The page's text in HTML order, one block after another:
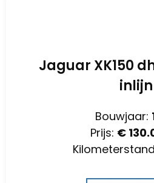
Jaguar XK150
inlijn
Bouwjaar:
Prijs: €